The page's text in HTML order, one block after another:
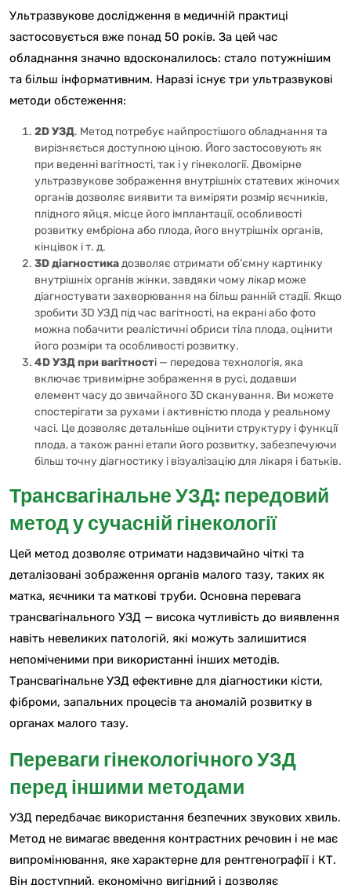
Ультразвукове дослідження в медичній практиці
застосовується вже понад 50 років. За цей час
обладнання значно вдосконалилось: стало потужнішим
та більш інформативним. Наразі існує три ультразвукові
методи обстеження:
2D УЗД. Метод потребує найпростішого обладнання та
вирізняється доступною ціною. Його застосовують як
при веденні вагітності, так і у гінекології. Двомірне
ультразвукове зображення внутрішніх статевих жіночих
органів дозволяє виявити та виміряти розмір яєчників,
плідного яйця, місце його імплантації, особливості
розвитку ембріона або плода, його внутрішніх органів,
кінцівок і т. д.
3D діагностикадозволяє отримати об’ємну картинку
внутрішніх органів жінки, завдяки чому лікар може
діагностувати захворювання на більш ранній стадії. Якщо
зробити 3D УЗД під час вагітності, на екрані або фото
можна побачити реалістичні обриси тіла плода, оцінити
його розміри та особливості розвитку.
4D УЗД при вагітності — передова технологія, яка
включає тривимірне зображення в русі, додавши
елемент часу до звичайного 3D сканування. Ви можете
спостерігати за рухами і активністю плода у реальному
часі. Це дозволяє детальніше оцінити структуру і функції
плода, а також ранні етапи його розвитку, забезпечуючи
більш точну діагностику і візуалізацію для лікаря і батьків.
Трансвагінальне УЗД: передовий
метод у сучасній гінекології
Цей метод дозволяє отримати надзвичайно чіткі та
деталізовані зображення органів малого тазу, таких як
матка, яєчники та маткові труби. Основна перевага
трансвагінального УЗД — висока чутливість до виявлення
навіть невеликих патологій, які можуть залишитися
непоміченими при використанні інших методів.
Трансвагінальне УЗД ефективне для діагностики кісти,
фіброми, запальних процесів та аномалій розвитку в
органах малого тазу.
Переваги гінекологічного УЗД
перед іншими методами
УЗД передбачає використання безпечних звукових хвиль.
Метод не вимагає введення контрастних речовин і не має
випромінювання, яке характерне для рентгенографії і КТ.
Він доступний, економічно вигідний і дозволяє